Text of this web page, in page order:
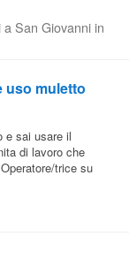
San Giovanni in
uso muletto
e sai usare il
di lavoro che
trice su